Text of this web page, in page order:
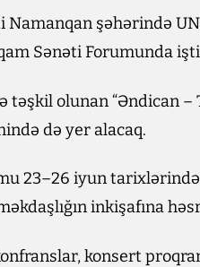
şəhərində
Sənəti Forumunda
olunan “Əndican –
də yer alacaq.
23–26 iyun
inkişafına
konsert